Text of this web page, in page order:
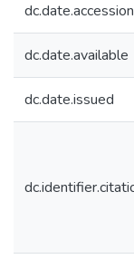
dc.date.available
dc.date.issued